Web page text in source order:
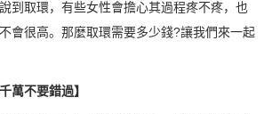
到取環，有些女性會擔心其過程疼不疼，也
會很高。那麼取環需要多少錢?讓我們來一起
萬不要錯過】